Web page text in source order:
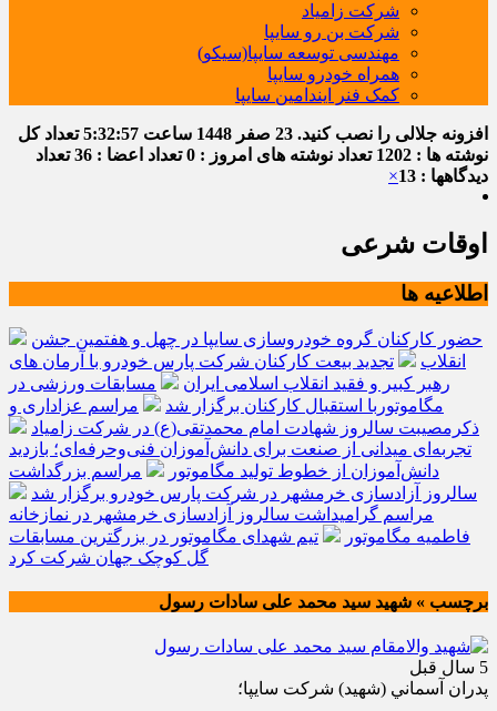
شرکت زامیاد
شرکت بن رو سایپا
مهندسی توسعه سایپا(سیکو)
همراه خودرو سایپا
کمک فنر ایندامین سایپا
افزونه جلالی را نصب کنید. 23 صفر 1448 ساعت 5:32:58تعداد کل
نوشته ها : 1202
تعداد نوشته های امروز : 0 تعداد اعضا : 36
تعداد
دیدگاهها : 13
×
اوقات شرعی
اطلاعیه ها
حضور کارکنان گروه خودروسازی سایپا در چهل و هفتمین جشن
انقلاب
تجدید بیعت کارکنان شرکت پارس خودرو با آرمان های
رهبر کبیر و فقید انقلاب اسلامی ایران
مسابقات ورزشی در
مگاموتوربا استقبال کارکنان برگزار شد
مراسم عزاداری و
ذکرمصیبت سالروز شهادت امام محمدتقی(ع) در شرکت زامیاد
تجربه‌ای میدانی از صنعت برای دانش‌آموزان فنی‌وحرفه‌ای؛ بازدید
دانش‌آموزان از خطوط تولید مگاموتور
مراسم بزرگداشت
سالروز آزادسازی خرمشهر در شرکت پارس خودرو برگزار شد
مراسم گرامیداشت سالروز آزادسازی خرمشهر در نمازخانه
فاطمیه مگاموتور
تیم شهدای مگاموتور در بزرگترین مسابقات
گل کوچک جهان شرکت کرد
برچسب » شهید سید محمد علی سادات رسول
5 سال قبل
پدران آسماني (شهيد) شركت سايپا؛